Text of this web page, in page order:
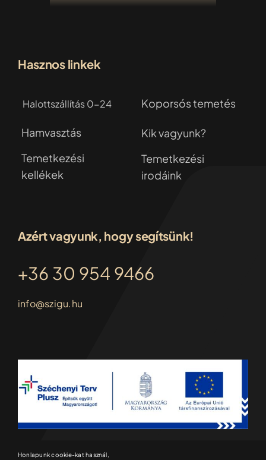
Hasznos linkek
Halottszállítás 0-24
Hamvasztás
Temetkezési
kellékek
Koporsós temetés
Kik vagyunk?
Temetkezési
irodáink
Azért vagyunk, hogy segítsünk!
+36 30 954 9466
info@szigu.hu
Honlapunk cookie-kat használ,